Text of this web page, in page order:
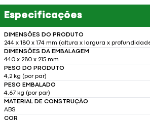
Especificações
DIMENSÕES DO PRODUTO
244 x 180 x 174 mm (altura x largura x
DIMENSÕES DA EMBALAGEM
440 x 280 x 215 mm
PESO DO PRODUTO
4,2 kg (por par)
PESO EMBALADO
4,67 kg (por par)
MATERIAL DE CONSTRUÇÃO
ABS
COR